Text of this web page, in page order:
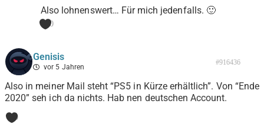
Also lohnenswert… Für mich jedenfalls. 🙂
0
Genisis
vor 5 Jahren
#916436
Also in meiner Mail steht “PS5 in Kürze erhältlich”. Von “Ende
2020” seh ich da nichts. Hab nen deutschen Account.
0